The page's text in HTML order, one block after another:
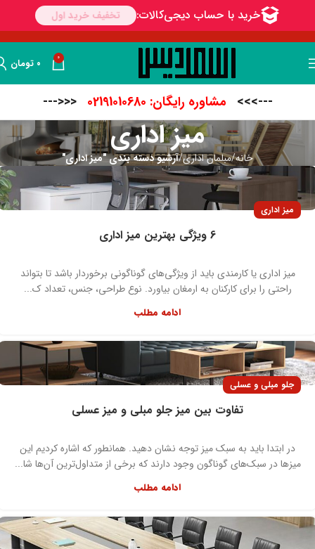
0 ۰ تومان
--->>> مشاوره رایگان: 02191010680 <<<---
میز اداری
خانه مبلمان اداری آرشیو دسته بندی "میز اداری"
میز اداری
6 ویژگی بهترین میز اداری
میز اداری یا کارمندی باید از ویژگی‌های گوناگونی برخوردار باشد تا بتواند
راحتی را برای کارکنان به ارمغان بیاورد. نوع طراحی، جنس، تعداد ک...
ادامه مطلب
جلو مبلی و عسلی
تفاوت بین میز جلو مبلی و میز عسلی
در ابتدا باید به سبک میز توجه نشان دهید. همانطور که اشاره کردیم این
میزها در سبک‌های گوناگون وجود دارند که برخی از متداول‌ترین آن‌ها شا...
ادامه مطلب